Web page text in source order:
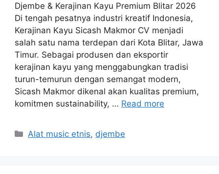
Djembe & Kerajinan Kayu Premium Blitar 2026
Di tengah pesatnya industri kreatif Indonesia,
Kerajinan Kayu Sicash Makmor CV menjadi
salah satu nama terdepan dari Kota Blitar, Jawa
Timur. Sebagai produsen dan eksportir
kerajinan kayu yang menggabungkan tradisi
turun-temurun dengan semangat modern,
Sicash Makmor dikenal akan kualitas premium,
komitmen sustainability, … Read more
Categories
Alat music etnis, djembe